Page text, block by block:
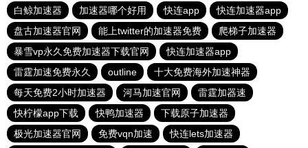
白鲸加速器
加速器哪个好用 快连app
快连加速器app
盘古加速器官网
能上twitter的加速器免费
爬梯子加速器
暴雪vp永久免费加速器下载官网
快连加速器app
雷霆加速免费永久
outline
十大免费海外加速神器
每天免费2小时加速器
河马加速官网
雷霆加器速
快柠檬app下载
快鸭加速器
下载原子加速器
极光加速器官网
免费vqn加速
快连lets加速器